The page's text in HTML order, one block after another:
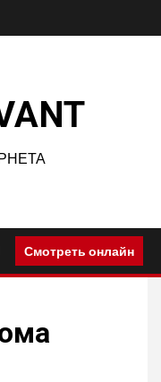
Смотреть онлайн